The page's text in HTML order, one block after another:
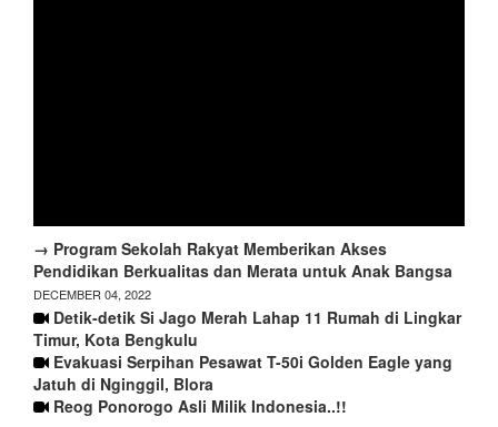
→ Program Sekolah Rakyat Memberikan Akses
Pendidikan Berkualitas dan Merata untuk Anak Bangsa
DECEMBER 04, 2022
Detik-detik Si Jago Merah Lahap 11 Rumah di Lingkar
Timur, Kota Bengkulu
Evakuasi Serpihan Pesawat T-50i Golden Eagle yang
Jatuh di Nginggil, Blora
Reog Ponorogo Asli Milik Indonesia..!!